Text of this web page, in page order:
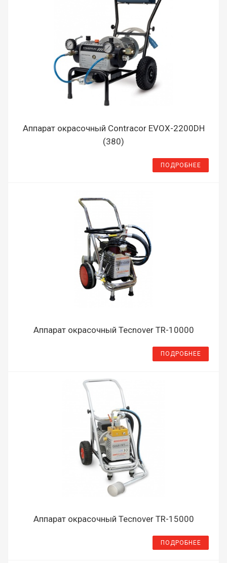
Аппарат окрасочный Contracor EVOX-2200DH
(380)
ПОДРОБНЕЕ
Аппарат окрасочный Tecnover TR-10000
ПОДРОБНЕЕ
Аппарат окрасочный Tecnover TR-15000
ПОДРОБНЕЕ